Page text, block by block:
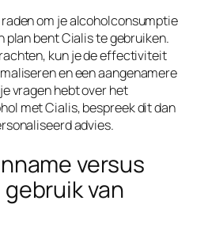
om je alcoholconsumptie
plan bent Cialis te gebruiken.
kun je de effectiviteit
en een aangenamere
vragen hebt over het
met Cialis, bespreek dit dan
advies.
versus
van